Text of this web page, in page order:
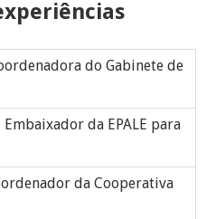
do Gabinete de
da EPALE para
da Cooperativa